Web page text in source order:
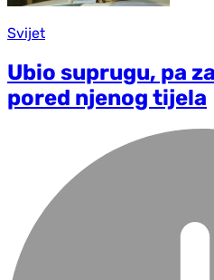
Svijet
Ubio suprugu, pa
pored njenog tijela